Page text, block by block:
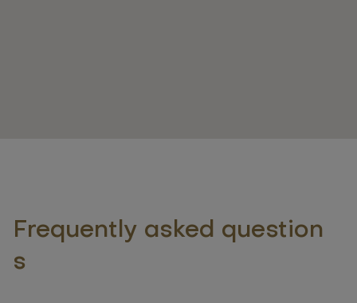
Frequently asked question
s